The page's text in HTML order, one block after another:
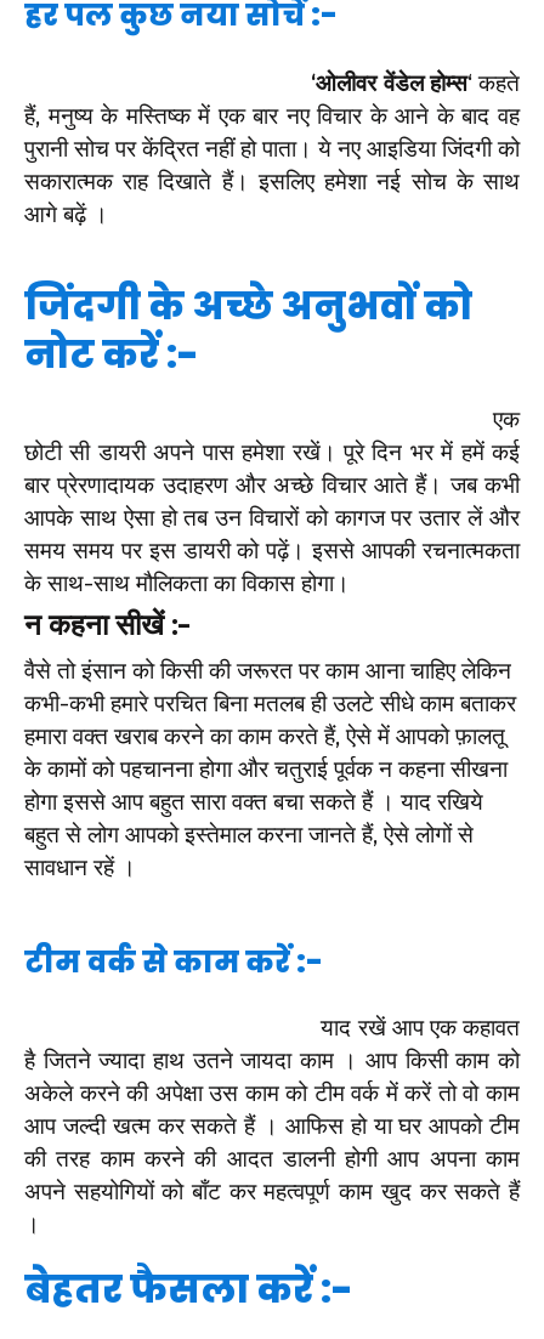
हर पल कुछ नया सोचें :-
‘ओलीवर वेंडेल होम्स‘ कहते
हैं, मनुष्य के मस्तिष्क में एक बार नए विचार के आने के बाद वह
पुरानी सोच पर केंद्रित नहीं हो पाता। ये नए आइडिया जिंदगी को
सकारात्मक राह दिखाते हैं। इसलिए हमेशा नई सोच के साथ
आगे बढ़ें ।
जिंदगी के अच्छे अनुभवों को
नोट करें :-
एक
छोटी सी डायरी अपने पास हमेशा रखें। पूरे दिन भर में हमें कई
बार प्रेरणादायक उदाहरण और अच्छे विचार आते हैं। जब कभी
आपके साथ ऐसा हो तब उन विचारों को कागज पर उतार लें और
समय समय पर इस डायरी को पढ़ें। इससे आपकी रचनात्मकता
के साथ-साथ मौलिकता का विकास होगा।
न कहना सीखें :-
वैसे तो इंसान को किसी की जरूरत पर काम आना चाहिए लेकिन
कभी-कभी हमारे परचित बिना मतलब ही उलटे सीधे काम बताकर
हमारा वक्त खराब करने का काम करते हैं, ऐसे में आपको फ़ालतू
के कामों को पहचानना होगा और चतुराई पूर्वक न कहना सीखना
होगा इससे आप बहुत सारा वक्त बचा सकते हैं । याद रखिये
बहुत से लोग आपको इस्तेमाल करना जानते हैं, ऐसे लोगों से
सावधान रहें ।
टीम वर्क से काम करें :-
याद रखें आप एक कहावत
है जितने ज्यादा हाथ उतने जायदा काम । आप किसी काम को
अकेलेकरने की अपेक्षा उस काम को टीम वर्क में करें तो वो काम
आप जल्दी खत्म कर सकते हैं । आफिस हो या घर आपको टीम
की तरह काम करने की आदत डालनी होगी आप अपना काम
अपने सहयोगियों को बाँट कर महत्वपूर्ण काम खुद कर सकते हैं
।
बेहतर फैसला करें :-